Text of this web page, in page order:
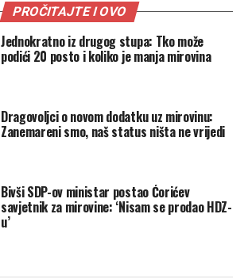
PROČITAJTE I OVO
Jednokratno iz drugog stupa: Tko može
podići 20 posto i koliko je manja mirovina
Dragovoljci o novom dodatku uz mirovinu:
Zanemareni smo, naš status ništa ne vrijedi
Bivši SDP-ov ministar postao Ćorićev
savjetnik za mirovine: ‘Nisam se prodao HDZ-
u’